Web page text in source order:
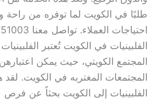
طلبًا في الكويت لما توفره من راحة
الفلبينيات في الكويت تُعتبر
المجتمع الكويتي، حيث يمكن
المجتمعات المغتربه في الكويت. لقد
الفلبينيات إلى الكويت بحثاً عن